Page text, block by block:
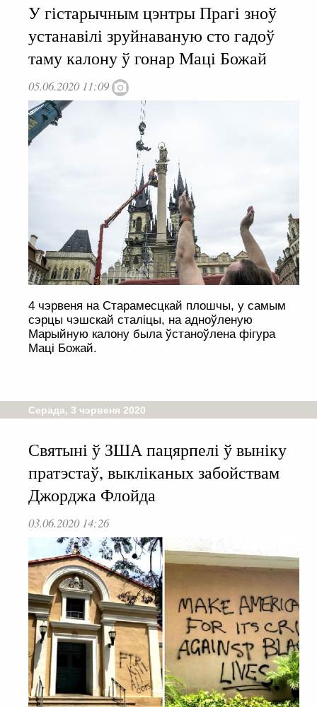
У гістарычным цэнтры Прагі зноў
устанавілі зруйнаваную сто гадоў
таму калону ў гонар Маці Божай
05.06.2020 11:09
4 чэрвеня на Старамесцкай плошчы, у самым
сэрцы чэшскай сталіцы, на адноўленую
Марыйную калону была ўстаноўлена фігура
Маці Божай.
Серада, 3 чэрвеня 2020
Святыні ў ЗША пацярпелі ў выніку
пратэстаў, выкліканых забойствам
Джорджа Флойда
03.06.2020 14:26